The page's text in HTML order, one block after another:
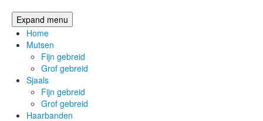
Expand menu
Home
Mutsen
Fijn gebreid
Grof gebreid
Sjaals
Fijn gebreid
Grof gebreid
Haarbanden